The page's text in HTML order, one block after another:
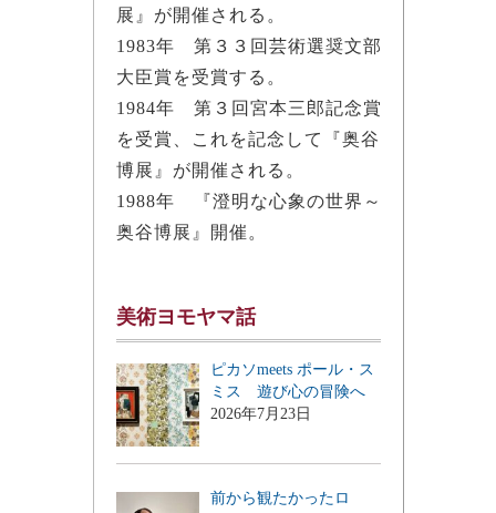
展』が開催される。
1983年 第３３回芸術選奨文部
大臣賞を受賞する。
1984年 第３回宮本三郎記念賞
を受賞、これを記念して『奥谷
博展』が開催される。
1988年 『澄明な心象の世界～
奥谷博展』開催。
美術ヨモヤマ話
ピカソmeets ポール・ス
ミス 遊び心の冒険へ
2026年7月23日
前から観たかったロ